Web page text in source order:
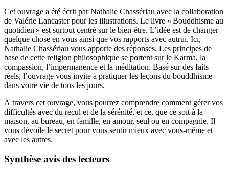
Cet ouvrage a été écrit par Nathalie Chassériau avec la collaboration
de Valérie Lancaster pour les illustrations. Le livre « Bouddhisme au
quotidien » est surtout centré sur le bien-être. L’idée est de changer
quelque chose en vous ainsi que vos rapports avec autrui. Ici,
Nathalie Chassériau vous apporte des réponses. Les principes de
base de cette religion philosophique se portent sur le Karma, la
compassion, l’impermanence et la méditation. Basé sur des faits
réels, l’ouvrage vous invite à pratiquer les leçons du bouddhisme
dans votre vie de tous les jours.
À travers cet ouvrage, vous pourrez comprendre comment gérer vos
difficultés avec du recul et de la sérénité, et ce, que ce soit à la
maison, au bureau, en famille, en amour, seul ou en compagnie. Il
vous dévoile le secret pour vous sentir mieux avec vous-même et
avec les autres.
Synthèse avis des lecteurs